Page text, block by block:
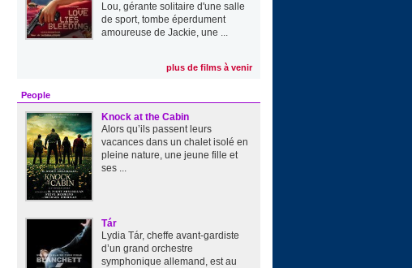
Lou, gérante solitaire d'une salle
de sport, tombe éperdument
amoureuse de Jackie, une ...
plus de films à venir
People
Knock at the Cabin
Alors qu’ils passent leurs
vacances dans un chalet isolé en
pleine nature, une jeune fille et
ses ...
Tár
Lydia Tár, cheffe avant-gardiste
d’un grand orchestre
symphonique allemand, est au